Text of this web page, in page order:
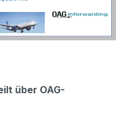
über OAG-